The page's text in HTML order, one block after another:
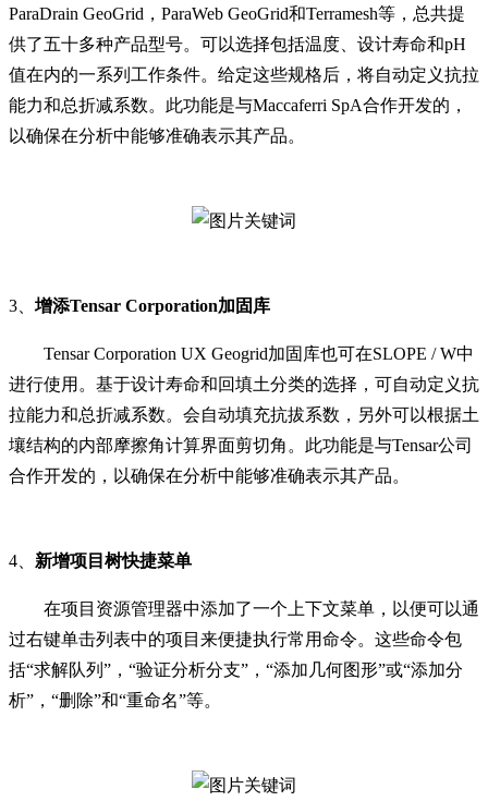
ParaDrain GeoGrid，ParaWeb GeoGrid和Terramesh等，总共提
供了五十多种产品型号。可以选择包括温度、设计寿命和pH
值在内的一系列工作条件。给定这些规格后，将自动定义抗拉
能力和总折减系数。此功能是与Maccaferri SpA合作开发的，
以确保在分析中能够准确表示其产品。
3、 增添Tensar Corporation加固库
Tensar Corporation UX Geogrid加固库也可在SLOPE / W中
进行使用。基于设计寿命和回填土分类的选择，可自动定义抗
拉能力和总折减系数。会自动填充抗拔系数，另外可以根据土
壤结构的内部摩擦角计算界面剪切角。此功能是与Tensar公司
合作开发的，以确保在分析中能够准确表示其产品。
4、 新增项目树快捷菜单
在项目资源管理器中添加了一个上下文菜单，以便可以通
过右键单击列表中的项目来便捷执行常用命令。这些命令包
括“求解队列”，“验证分析分支”，“添加几何图形”或“添加分
析”，“删除”和“重命名”等。